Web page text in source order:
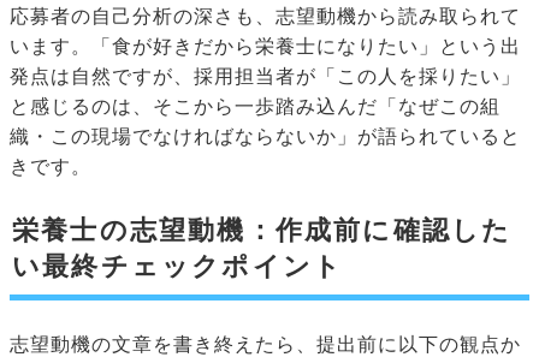
応募者の自己分析の深さも、志望動機から読み取られて
います。「食が好きだから栄養士になりたい」という出
発点は自然ですが、採用担当者が「この人を採りたい」
と感じるのは、そこから一歩踏み込んだ「なぜこの組
織・この現場でなければならないか」が語られていると
きです。
栄養士の志望動機：作成前に確認した
い最終チェックポイント
志望動機の文章を書き終えたら、提出前に以下の観点か